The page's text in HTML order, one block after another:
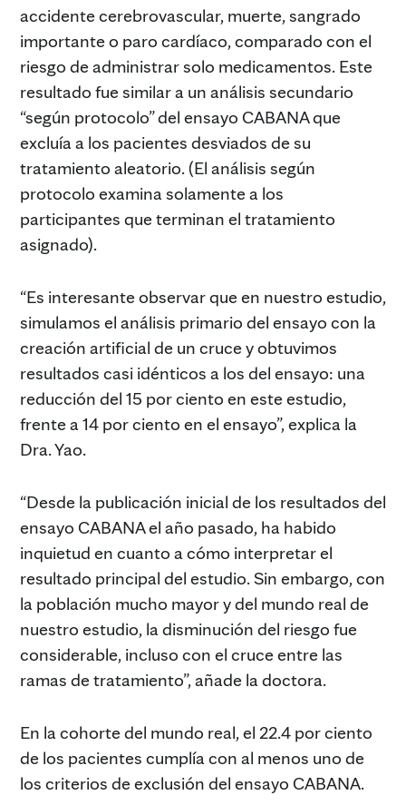
accidente cerebrovascular, muerte, sangrado
importante o paro cardíaco, comparado con el
riesgo de administrar solo medicamentos. Este
resultado fue similar a un análisis secundario
“según protocolo” del ensayo CABANA que
excluía a los pacientes desviados de su
tratamiento aleatorio. (El análisis según
protocolo examina solamente a los
participantes que terminan el tratamiento
asignado).
“Es interesante observar que en nuestro estudio,
simulamos el análisis primario del ensayo con la
creación artificial de un cruce y obtuvimos
resultados casi idénticos a los del ensayo: una
reducción del 15 por ciento en este estudio,
frente a 14 por ciento en el ensayo”, explica la
Dra. Yao.
“Desde la publicación inicial de los resultados del
ensayo CABANA el año pasado, ha habido
inquietud en cuanto a cómo interpretar el
resultado principal del estudio. Sin embargo, con
la población mucho mayor y del mundo real de
nuestro estudio, la disminución del riesgo fue
considerable, incluso con el cruce entre las
ramas de tratamiento”, añade la doctora.
En la cohorte del mundo real, el 22.4 por ciento
de los pacientes cumplía con al menos uno de
los criterios de exclusión del ensayo CABANA.